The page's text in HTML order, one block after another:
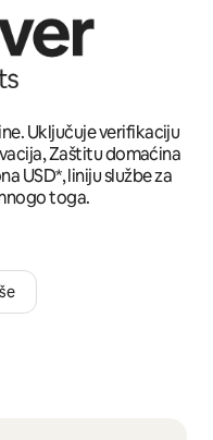
Uključuje verifikaciju
Zaštitu domaćina
USD*, liniju službe za
toga.